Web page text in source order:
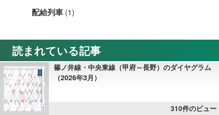
配給列車 (1)
読まれている記事
篠ノ井線・中央東線（甲府～長野）のダイヤグラム
（2026年3月）
310件のビュー